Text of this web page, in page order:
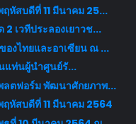
สบดีที่ 11 มีนาคม 25...
เวทีประลองเยาวช...
งไทยและอาเซียน ณ ...
แท่นผู้นำศูนย์รั...
ตฟอร์ม พัฒนาศักยภาพ...
สบดีที่ 11 มีนาคม 2564